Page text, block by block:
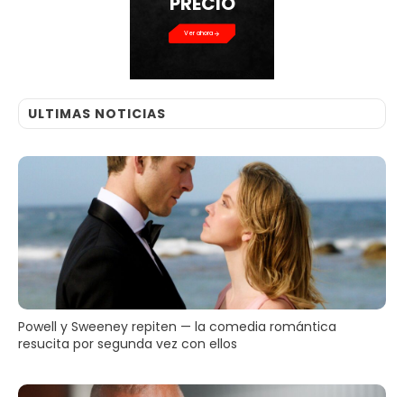
Ver ahora
ULTIMAS NOTICIAS
Powell y Sweeney repiten — la comedia romántica
resucita por segunda vez con ellos